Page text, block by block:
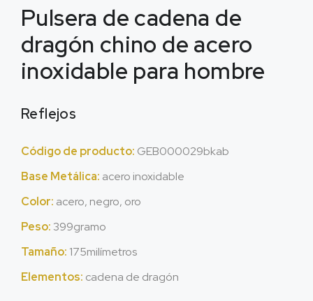
Pulsera de cadena de
dragón chino de acero
inoxidable para hombre
Reflejos
Código de producto: GEB000029bkab
Base Metálica: acero inoxidable
Color: acero, negro, oro
Peso: 399gramo
Tamaño: 175milímetros
Elementos: cadena de dragón